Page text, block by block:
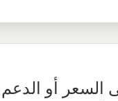
أو الدعم